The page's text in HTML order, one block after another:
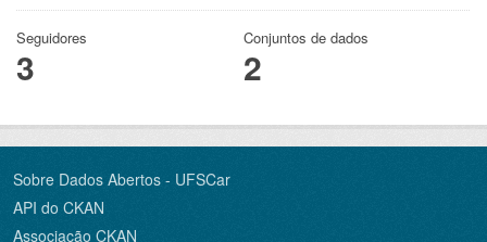
Seguidores
3
Conjuntos de dados
2
Sobre Dados Abertos - UFSCar
API do CKAN
Associação CKAN